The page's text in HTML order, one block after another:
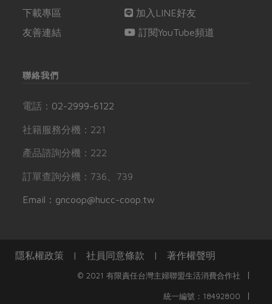
下載專區
友善連結
加入LINE好友
訂閱YouTube頻道
聯絡我們
電話： 02-2999-6122
社籍服務分機：221
產品諮詢分機：222
訂單查詢分機：736、739
Email：gncoop@hucc-coop.tw
隱私權政策 | 社員同意條款 | 著作權聲明
© 2021 有限責任台灣主婦聯盟生活消費合作社 |
統一編號：18492800 |